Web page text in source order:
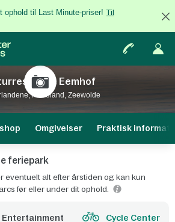
ophold til Last Minute-priser! Til
De Eemhof
Flevoland, Zeewolde
Omgivelser Praktisk
feriepark
eventuelt alt efter årstiden og kan kun
før eller under dit ophold.
Entertainment Cycle Center